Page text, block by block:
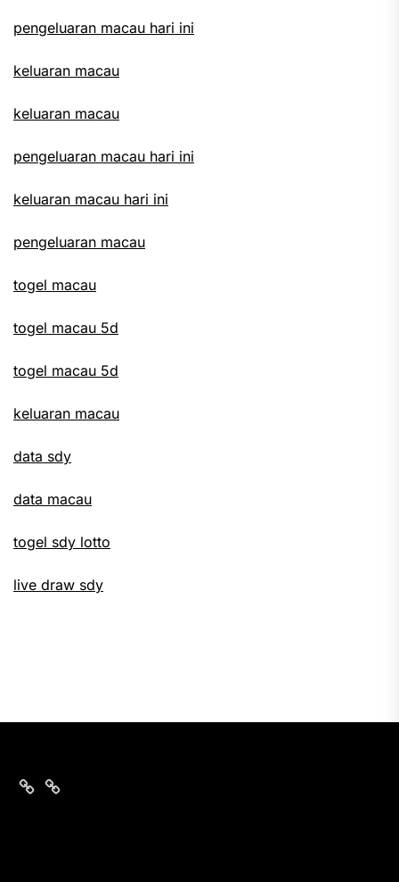
pengeluaran macau hari ini
keluaran macau
keluaran macau
pengeluaran macau hari ini
keluaran macau hari ini
pengeluaran macau
togel macau
togel macau 5d
togel macau 5d
keluaran macau
data sdy
data macau
togel sdy lotto
live draw sdy
togelnomor